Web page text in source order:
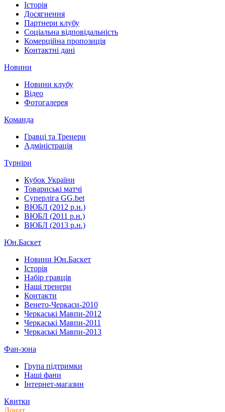
Історія
Досягнення
Партнери клубу
Соціальна відповідальність
Комерційна пропозиція
Контактні дані
Новини
Новини клубу
Відео
Фотогалерея
Команда
Гравці та Тренери
Адміністрація
Турніри
Кубок України
Товариські матчі
Суперліга GG.bet
ВЮБЛ (2012 р.н.)
ВЮБЛ (2011 р.н.)
ВЮБЛ (2013 р.н.)
Юн.Баскет
Новини Юн.Баскет
Історія
Набір гравців
Наші тренери
Контакти
Венето-Черкаси-2010
Черкаські Мавпи-2012
Черкаські Мавпи-2011
Черкаські Мавпи-2013
Фан-зона
Група підтримки
Наші фани
Інтернет-магазин
Квитки
Донат